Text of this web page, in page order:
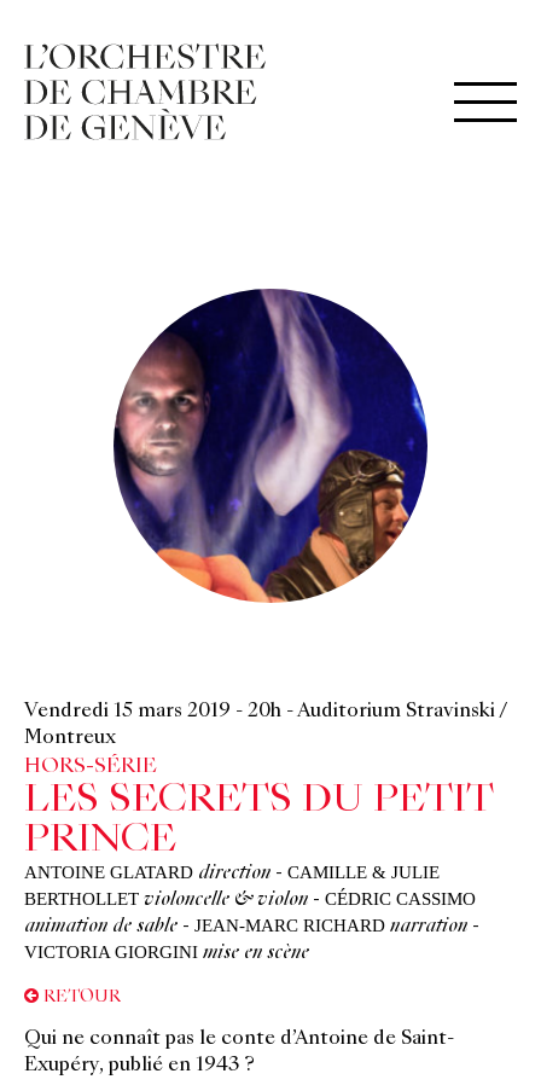
Vendredi 15 mars 2019 - 20h -Auditorium Stravinski /
Montreux
HORS-SÉRIE
LES SECRETS DU PETIT
PRINCE
ANTOINE GLATARD direction - CAMILLE & JULIE
BERTHOLLET violoncelle & violon - CÉDRIC CASSIMO
animation de sable - JEAN-MARC RICHARD narration -
VICTORIA GIORGINI mise en scène
RETOUR
Qui ne connaît pas le conte d’Antoine de Saint-
Exupéry, publié en 1943 ?